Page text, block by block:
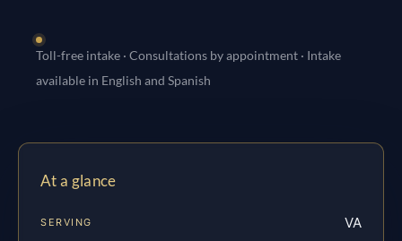
Toll-free intake · Consultations by appointment · Intake
available in English and Spanish
At a glance
SERVING VA